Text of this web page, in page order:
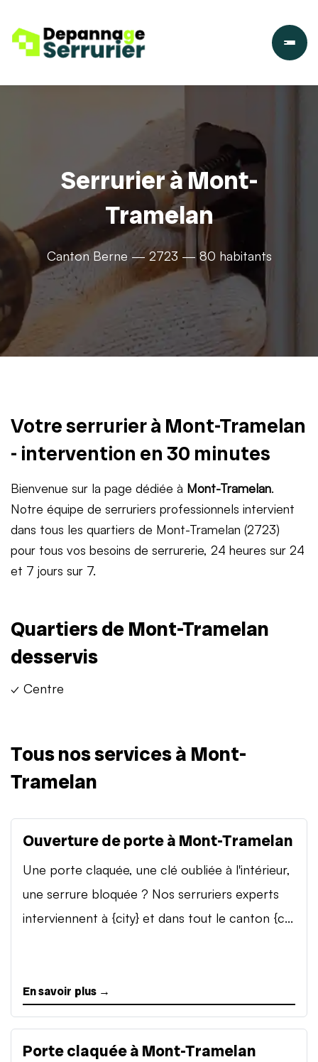
Serrurier à Mont-
Tramelan
Canton Berne — 2723 — 80 habitants
Votre serrurier à Mont-Tramelan
- intervention en 30 minutes
Bienvenue sur la page dédiée à Mont-Tramelan.
Notre équipe de serruriers professionnels intervient
dans tous les quartiers de Mont-Tramelan (2723)
pour tous vos besoins de serrurerie, 24 heures sur 24
et 7 jours sur 7.
Quartiers de Mont-Tramelan
desservis
✓ Centre
Tous nos services à Mont-
Tramelan
Ouverture de porte à Mont-Tramelan
Une porte claquée, une clé oubliée à l'intérieur,
une serrure bloquée ? Nos serruriers experts
interviennent à {city} et dans tout le canton {c...
En savoir plus →
Porte claquée à Mont-Tramelan